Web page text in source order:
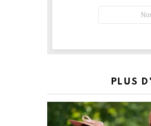
PLUS